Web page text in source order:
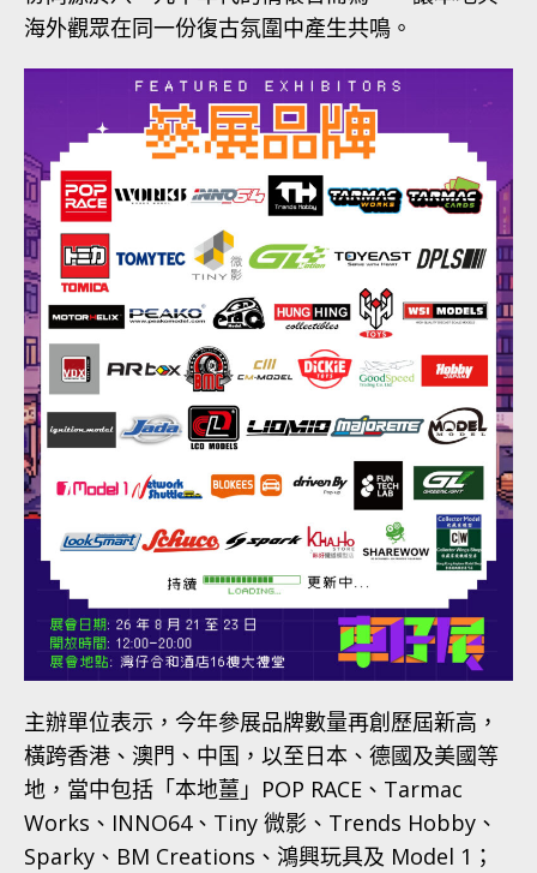
海外觀眾在同一份復古氛圍中產生共鳴。
主辦單位表示，今年參展品牌數量再創歷屆新高，
橫跨香港、澳門、中国，以至日本、德國及美國等
地，當中包括「本地薑」POP RACE、Tarmac
Works、INNO64、Tiny 微影、Trends Hobby、
Sparky、BM Creations、鴻興玩具及 Model 1；